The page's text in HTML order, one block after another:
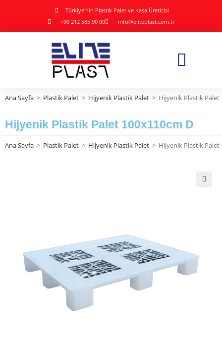
Türkiye'nin Plastik Palet ve Kasa Üreticisi
+90 212 585 90 00
info@eliteplast.com.tr
Ana Sayfa > Plastik Palet > Hijyenik Plastik Palet > Hijyenik Plastik Palet
Hijyenik Plastik Palet 100x110cm D
Ana Sayfa > Plastik Palet > Hijyenik Plastik Palet > Hijyenik Plastik Palet